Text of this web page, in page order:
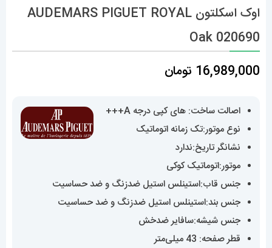
اوک اسکلتون AUDEMARS PIGUET ROYAL
Oak 020690
16,989,000 تومان
اصالت ساخت: های کپی درجه A+++
نوع موتور:تک زمانه اتوماتیک
نشانگر تاریخ:ندارد
موتور:اتوماتیک کوکی
جنس قاب:استینلس استیل ضدزنگ و ضد حساسیت
جنس بند:استینلس استیل ضدزنگ و ضد حساسیت
جنس شیشه:سافایر ضدخش
قطر صفحه: 43 میلی‌متر